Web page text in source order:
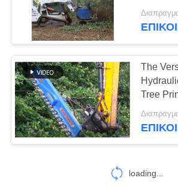
ΜΑΣ
ΕΛΆΤΕ
ΣΕ
ΕΠΑΦΉ
ΜΕ
ΕΙΔΉΣΕΙΣ
ΠΕΡΙΠΤΏΣΕΙΣ
δονητή
Δευτερεύων
σωρών
υψηλής
The
Tree
with
loading...